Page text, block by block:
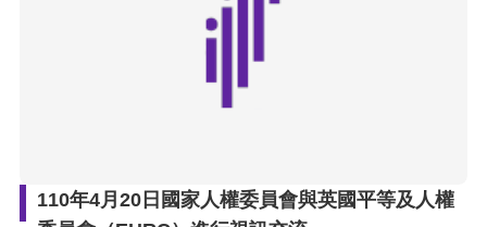
110年4月20日國家人權委員會與英國平等及人權